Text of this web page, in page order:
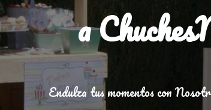
a
Endulza tus momentos con